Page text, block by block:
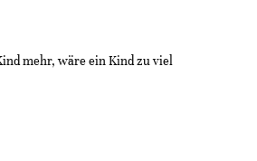
mehr, wäre ein Kind zu viel